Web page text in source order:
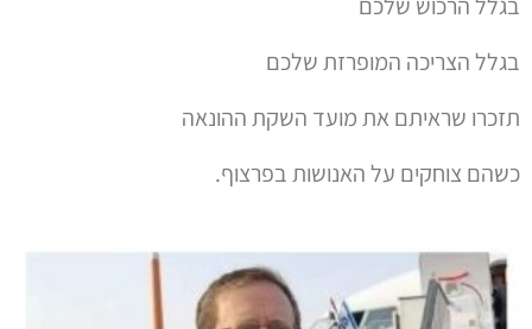
בגלל הצריכה המופרזת שלכם
תזכרו שראיתם את מועד השקת ההונאה
כשהם צוחקים על האנושות בפרצוף.